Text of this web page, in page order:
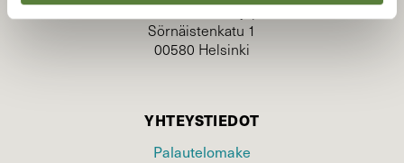
Suomen Luonto/tilaajapalvelu
Sörnäistenkatu 1
00580 Helsinki
YHTEYSTIEDOT
Palautelomake